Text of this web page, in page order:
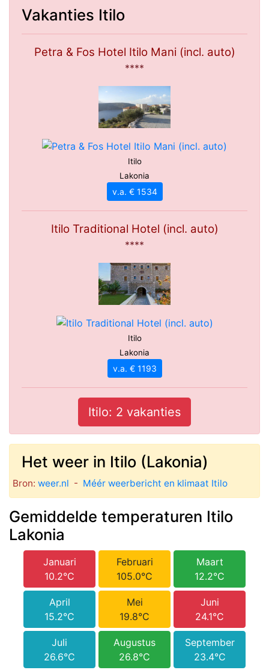
Vakanties Itilo
Petra & Fos Hotel Itilo Mani (incl. auto)
****
Itilo
Lakonia
v.a. € 1534
Itilo Traditional Hotel (incl. auto)
****
Itilo
Lakonia
v.a. € 1193
Itilo: 2 vakanties
Het weer in Itilo (Lakonia)
Bron: weer.nl - Méér weerbericht en klimaat Itilo
Gemiddelde temperaturen Itilo
Lakonia
Januari
10.2°C
Februari
105.0°C
Maart
12.2°C
April
15.2°C
Mei
19.8°C
Juni
24.1°C
Juli
26.6°C
Augustus
26.8°C
September
23.4°C